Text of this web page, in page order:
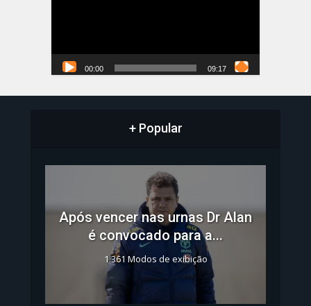
00:00 09:17
+ Popular
Após vencer nas urnas Dr Alan
é convocado para a...
1.361 Modos de exibição